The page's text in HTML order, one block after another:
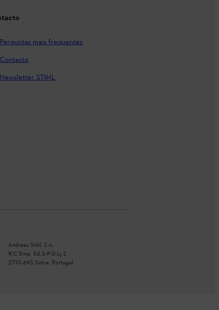
Perguntas mais frequentes
Contacto
Newsletter STIHL
Andreas Stihl, S.A.
R.C.Emp. Ed.3-P.0-Lj.2
2710-693 Sintra, Portugal